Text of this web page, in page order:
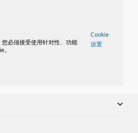
必须接受使用针对性、功能
Cookie
设置